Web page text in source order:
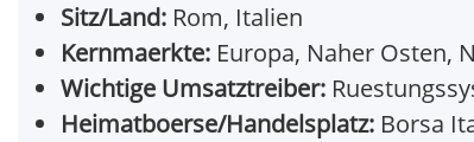
Sitz/Land: Rom, Italien
Kernmaerkte: Europa, Naher Osten,
Wichtige Umsatztreiber:
Heimatboerse/Handelsplatz: Borsa